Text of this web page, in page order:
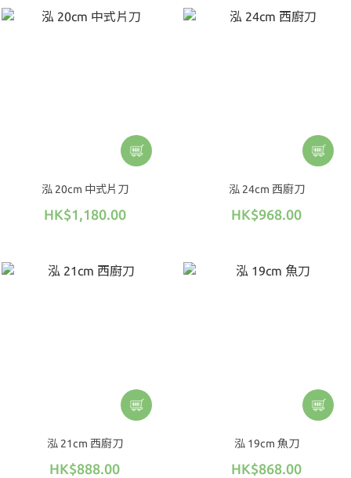
泓 20cm 中式片刀
HK$1,180.00
泓 24cm 西廚刀
HK$968.00
泓 21cm 西廚刀
HK$888.00
泓 19cm 魚刀
HK$868.00